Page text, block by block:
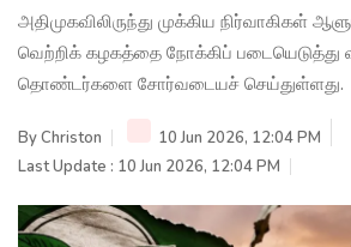
அதிமுகவிலிருந்து முக்கிய நிர்வாகிகள்
வெற்றிக் கழகத்தை நோக்கிப் படையெடுத்து
தொண்டர்களை சோர்வடையச் செய்துள்ளது.
ByChriston
10 Jun 2026, 12:04 PM
Last Update : 10 Jun 2026, 12:04 PM